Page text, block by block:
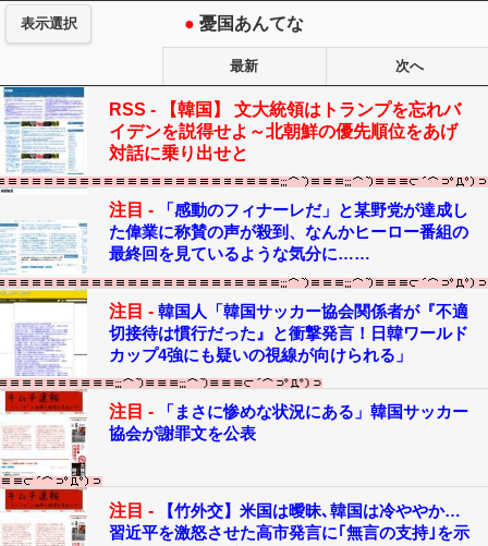
表示選択 ● 憂国あんてな
最新 次へ
RSS -
【韓国】 文大統領はトランプを忘れバ
イデンを説得せよ～北朝鮮の優先順位をあげ
対話に乗り出せと
注目 -
「感動のフィナーレだ」と某野党が達成し
た偉業に称賛の声が殺到、なんかヒーロー番組の
最終回を見ているような気分に……
注目 - 韓国人「韓国サッカー協会関係者が『不適
切接待は慣行だった』と衝撃発言！日韓ワールド
カップ4強にも疑いの視線が向けられる」
注目 -
「まさに惨めな状況にある」韓国サッカー
協会が謝罪文を公表
注目 -
【竹外交】米国は曖昧､韓国は冷ややか…
習近平を激怒させた高市発言に｢無言の支持｣を示